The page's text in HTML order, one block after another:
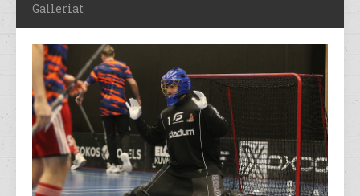
Galleriat